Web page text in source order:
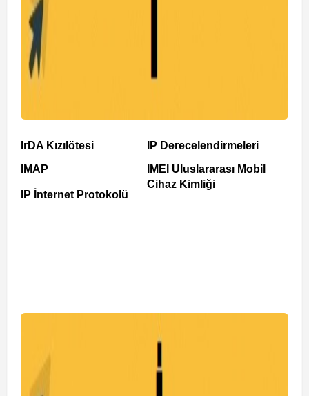
IrDA Kızılötesi
IMAP
IP İnternet Protokolü
IP Derecelendirmeleri
IMEI Uluslararası Mobil
Cihaz Kimliği